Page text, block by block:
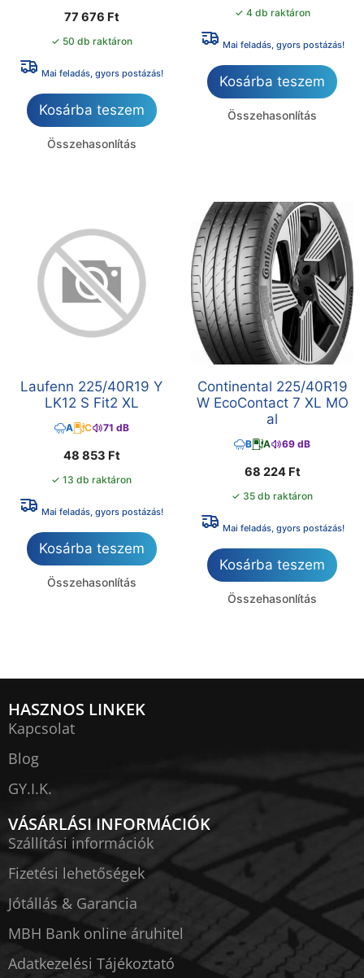
77 676 Ft
✓ 50 db raktáron
Mai feladás, gyors postázás!
Kosárba teszem
Összehasonlítás
✓ 4 db raktáron
Mai feladás, gyors postázás!
Kosárba teszem
Összehasonlítás
Laufenn 225/40R19 Y
LK12 S Fit2 XL
A C 71 dB
48 853 Ft
✓ 13 db raktáron
Mai feladás, gyors postázás!
Kosárba teszem
Összehasonlítás
Continental 225/40R19
W EcoContact 7 XL MO
al
B A 69 dB
68 224 Ft
✓ 35 db raktáron
Mai feladás, gyors postázás!
Kosárba teszem
Összehasonlítás
HASZNOS LINKEK
Kapcsolat
Blog
GY.I.K.
VÁSÁRLÁSI INFORMÁCIÓK
Szállítási információk
Fizetési lehetőségek
Jótállás & Garancia
MBH Bank online áruhitel
Adatkezelési Tájékoztató